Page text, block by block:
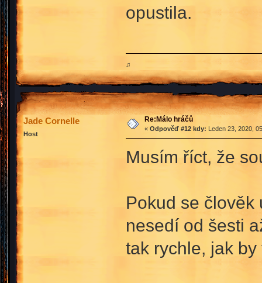
opustila.
♫
Jade Cornelle
Host
Re:Málo hráčů
« Odpověď #12 kdy: Leden 23, 2020,
Musím říct, že
Pokud se člověk
nesedí od šesti
tak rychle, jak